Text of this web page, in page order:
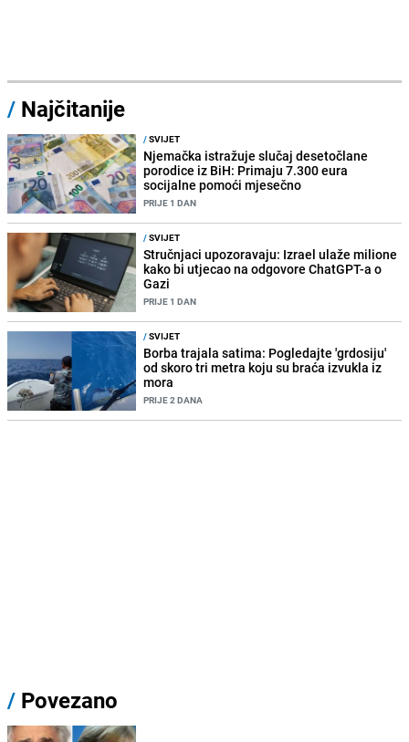
/ Najčitanije
/SVIJET
Njemačka istražuje slučaj desetočlane
porodice iz BiH: Primaju 7.300 eura
socijalne pomoći mjesečno
PRIJE 1 DAN
/SVIJET
Stručnjaci upozoravaju: Izrael ulaže milione
kako bi utjecao na odgovore ChatGPT-a o
Gazi
PRIJE 1 DAN
/SVIJET
Borba trajala satima: Pogledajte 'grdosiju'
od skoro tri metra koju su braća izvukla iz
mora
PRIJE 2 DANA
/ Povezano